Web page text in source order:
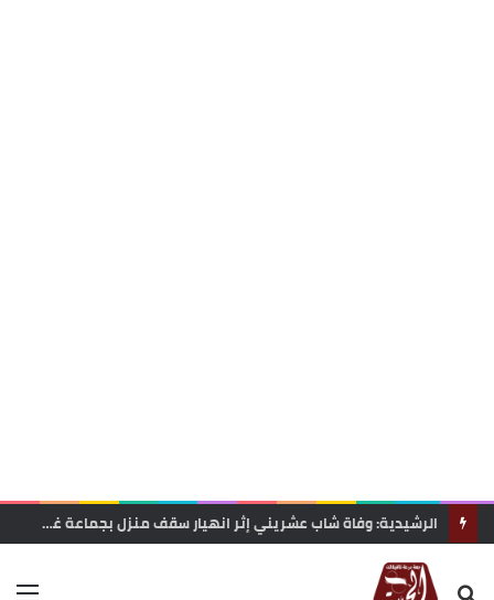
الرشيدية: وفاة شاب عشريني إثر انهيار سقف منزل بجماعة غريس السفلى